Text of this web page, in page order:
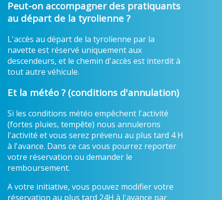
Peut-on accompagner des pratiquants
au départ de la tyrolienne ?
L'accès au départ de la tyrolienne par la
navette est réservé uniquement aux
descendeurs, et le chemin d'accès est interdit à
tout autre véhicule.
Et la météo ? (conditions d'annulation)
Si les conditions météo empêchent l'activité
(fortes pluies, tempête) nous annulerons
l'activité et vous serez prévenu au plus tard 4 H
à l'avance. Dans ce cas vous pourrez reporter
votre réservation ou demander le
remboursement.
A votre initiative, vous pouvez modifier votre
réservation au plus tard 24H à l'avance par